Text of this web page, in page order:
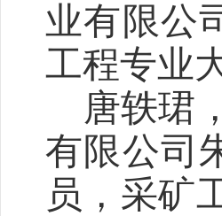
业有限公
工程专业
唐轶珺
有限公司
员，采矿